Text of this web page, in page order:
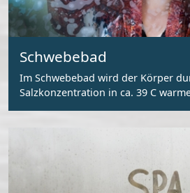
Schwebebad
Im Schwebebad wird der Körper
Salzkonzentration in ca. 39 C